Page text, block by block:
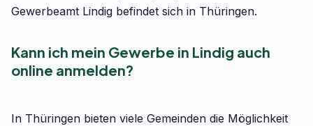
Gewerbeamt Lindig befindet sich in Thüringen.
Kann ich mein Gewerbe in Lindig auch
online anmelden?
In Thüringen bieten viele Gemeinden die Möglichkeit